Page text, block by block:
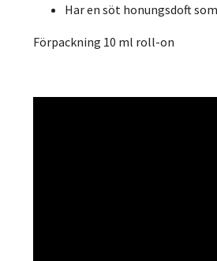
Har en söt honungsdoft
Förpackning 10 ml roll-on